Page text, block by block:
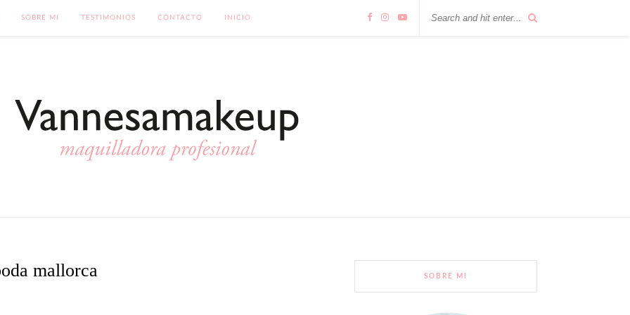
SOBRE MI TESTIMONIOS CONTACTO INICIO
mallorca SOBRE MI